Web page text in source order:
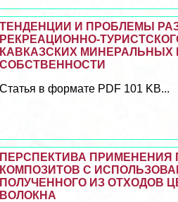
ТЕНДЕНЦИИ И ПРОБЛЕМЫ
РЕКРЕАЦИОННО-
КАВКАЗСКИХ МИНЕРАЛЬНЫХ
СОБСТВЕННОСТИ
Статья в формате PDF 101 KB...
ПЕРСПЕКТИВА
КОМПОЗИТОВ С
ПОЛУЧЕННОГО ИЗ ОТХОДОВ
ВОЛОКНА